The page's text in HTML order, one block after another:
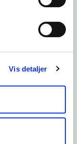
Vis detaljer